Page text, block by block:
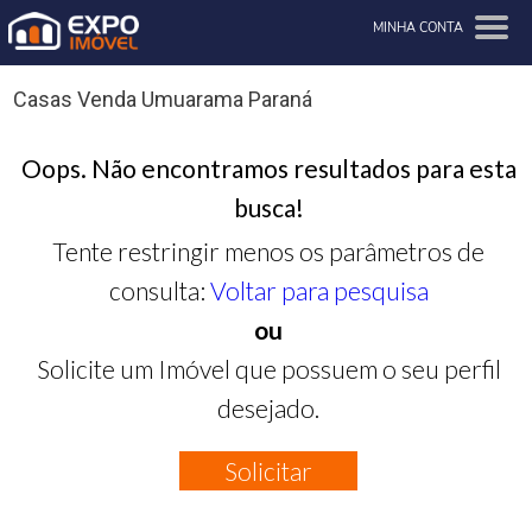
MINHA CONTA
Casas Venda Umuarama Paraná
Oops. Não encontramos resultados para esta
busca!
Tente restringir menos os parâmetros de
consulta: Voltar para pesquisa
ou
Solicite um Imóvel que possuem o seu perfil
desejado.
Solicitar